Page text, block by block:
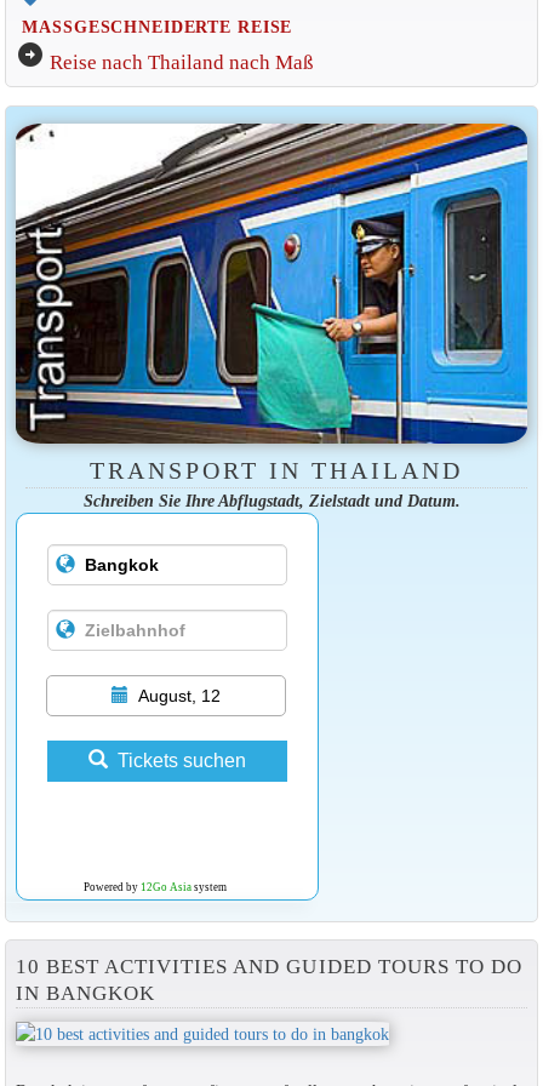
MASSGESCHNEIDERTE REISE
arrow_circle_right Reise nach Thailand nach Maß
TRANSPORT IN THAILAND
Schreiben Sie Ihre Abflugstadt, Zielstadt und Datum.
August, 12
Tickets suchen
Powered by 12Go Asiasystem
10 BEST ACTIVITIES AND GUIDED TOURS TO DO
IN BANGKOK